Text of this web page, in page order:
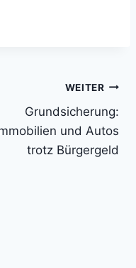
WEITER
Grundsicherung:
und Autos
trotz Bürgergeld